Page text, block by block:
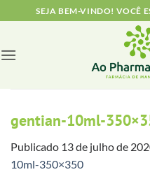
to
SEJA BEM-VINDO! VOCÊ
gentian-10ml-
Publicado 13 de julho de
10ml-350×350